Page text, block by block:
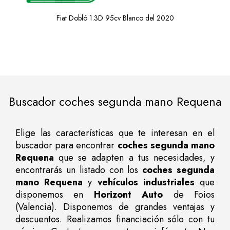
Fiat Dobló 1.3D 95cv Blanco del 2020
Buscador coches segunda mano Requena
Elige las características que te interesan en el
buscador para encontrar coches segunda mano
Requena que se adapten a tus necesidades, y
encontrarás un listado con los coches segunda
mano Requena y vehículos industriales que
disponemos en Horizont Auto de Foios
(Valencia). Disponemos de grandes ventajas y
descuentos. Realizamos financiación sólo con tu